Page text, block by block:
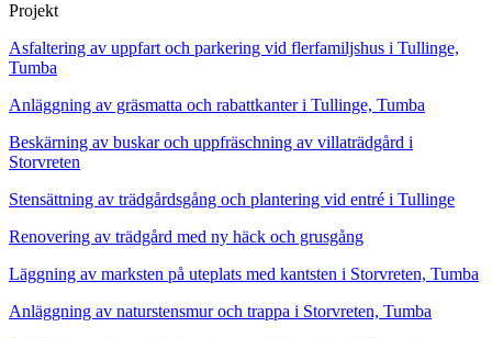
Projekt
Asfaltering av uppfart och parkering vid flerfamiljshus i Tullinge,
Tumba
Anläggning av gräsmatta och rabattkanter i Tullinge, Tumba
Beskärning av buskar och uppfräschning av villaträdgård i
Storvreten
Stensättning av trädgårdsgång och plantering vid entré i Tullinge
Renovering av trädgård med ny häck och grusgång
Läggning av marksten på uteplats med kantsten i Storvreten, Tumba
Anläggning av naturstensmur och trappa i Storvreten, Tumba